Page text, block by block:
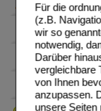
Für die
(z.B.
wir so
notwendig,
Darüber
vergleichbare
von Ihnen
anzupassen.
unsere Seiten